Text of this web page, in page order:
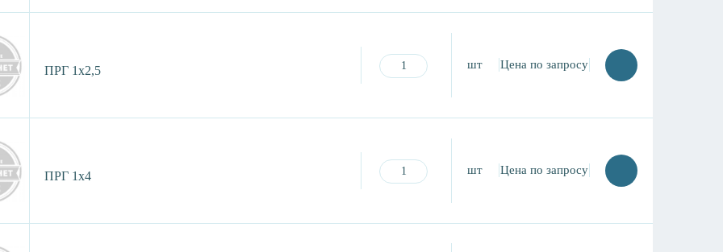
ПРГ 1х2,5 шт Цена по запросу
ПРГ 1х4 шт Цена по запросу